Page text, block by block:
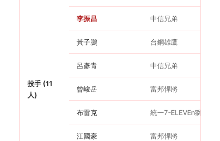
投手 (11
人)
李振昌 中信兄弟
黃子鵬 台鋼雄鷹
呂彥青 中信兄弟
曾峻岳 富邦悍將
布雷克 統一7-ELEVEn獅
江國豪 富邦悍將